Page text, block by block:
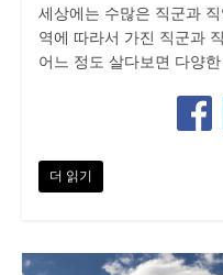
세상에는 수많은 직군과
역에 따라서 가진 직군과
어느 정도 살다보면 다양한
더 읽기